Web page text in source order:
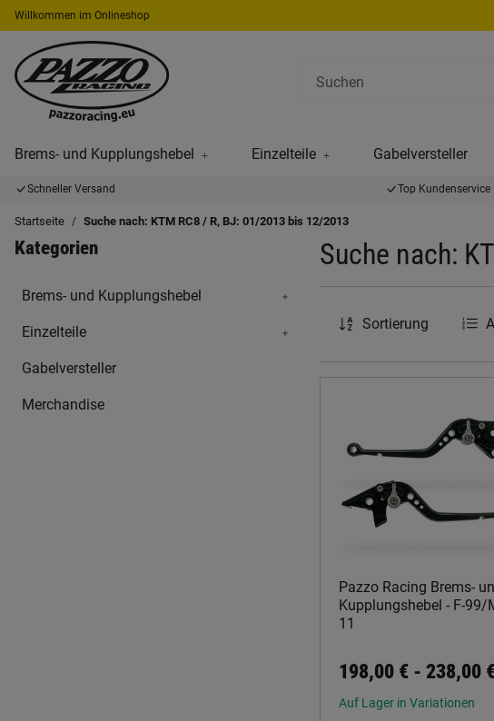
Willkommen im Onlineshop
Brems- und Kupplungshebel Einzelteile Gabelversteller
Schneller Versand Top Kundenservice
Startseite Suche nach: KTM RC8 / R, BJ: 01/2013 bis 12/2013
Suche nach:
Sortierung
Pazzo Racing Brems-
Kupplungshebel - F-99/
11
198,00 € - 238,00
Auf Lager in Variationen
Kategorien
Brems- und Kupplungshebel
Einzelteile
Gabelversteller
Merchandise